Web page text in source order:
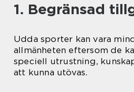
1. Begränsad
Udda sporter kan vara
allmänheten eftersom de
speciell utrustning,
att kunna utövas.